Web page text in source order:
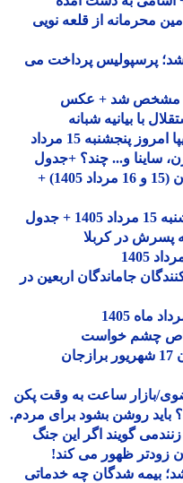
از قلعه نویی
پرسپولیس پرداخت می
شد + عکس
با بیانیه شبانه
قیمت محصولات ایران خودرو و سایپا امروز پنجشنبه 15 مرداد
فیلم های سینمایی آخر هفته تلویزیون (15 و 16 مرداد 1405) +
در کربلا
جاماندگان اربعین در
چشم خواست
وزیر بهداشت برای تکمیل بیمارستان 17 شهریور برازجان
روشن بشود برای مردم.
گویند اگر این جنگ
ظهور می کند!
شدگان چه خدماتی